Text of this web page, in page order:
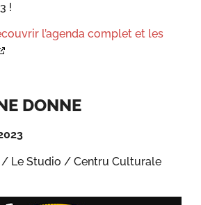
!
l’agenda complet et les
DONNE
/ Le Studio / Centru Culturale